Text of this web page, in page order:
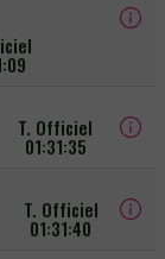
T. Officiel
01:31:35
T. Officiel
01:31:40